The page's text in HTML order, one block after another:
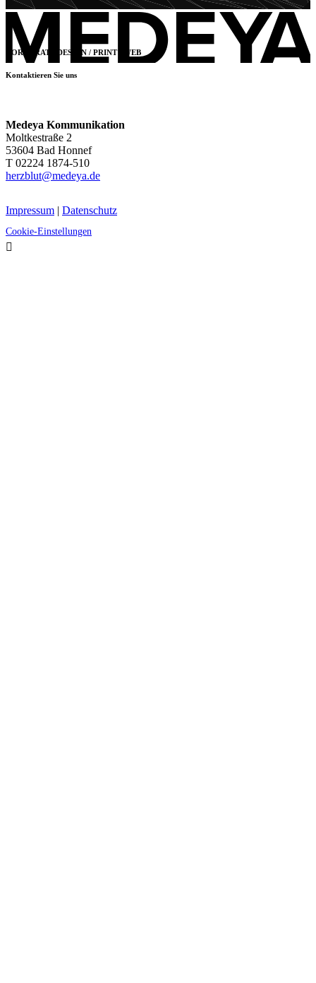
CORPORATE DESIGN / PRINT / WEB
Kontaktieren Sie uns
Medeya Kommunikation
Moltkestraße 2
53604 Bad Honnef
T 02224 1874-510
herzblut@medeya.de
Impressum Datenschutz
Cookie-Einstellungen